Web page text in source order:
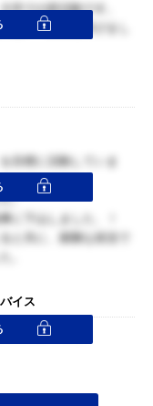
学での部活動です。
ない一貫性を学びまし
目標に活動していま
。
に下山しました、！
と共に、困難な状況で
。
イス
限に書くこと。